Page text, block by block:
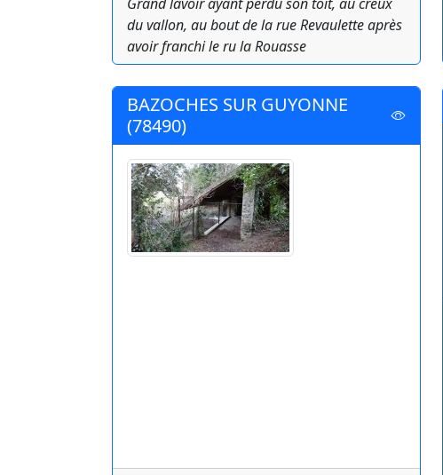
du vallon, au bout de la rue Revaulette après
avoir franchi le ru la Rouasse
BAZOCHES SUR GUYONNE
(78490)